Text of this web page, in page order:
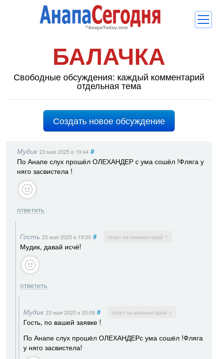
Новости
Блоги
Комментарии
Об Анапе
Регистрация и Вход
БАЛАЧКА
Свободные обсуждения: каждый комментарий
отдельная тема
Создать новое обсуждение
Мудик 23 мая 2025 в 19:44 #
По Анапе слух прошёл ОЛЕХАНДЕР с ума сошёл !Фляга у
няго засвистела !
ответить
Гость 23 мая 2025 в 19:50 # ответ на комментарий ↑
Мудик, давай исчё!
ответить
Мудик 23 мая 2025 в 20:09 # ответ на комментарий ↑
Гость, по вашей заявке !
По Анапе слух прошёл ОЛЕХАНДЕРс ума сошёл !Фляга
у няго засвистела!